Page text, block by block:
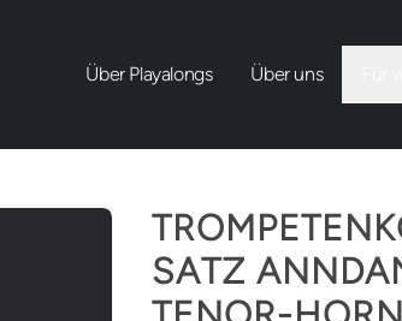
Über Playalongs Über uns
SATZ